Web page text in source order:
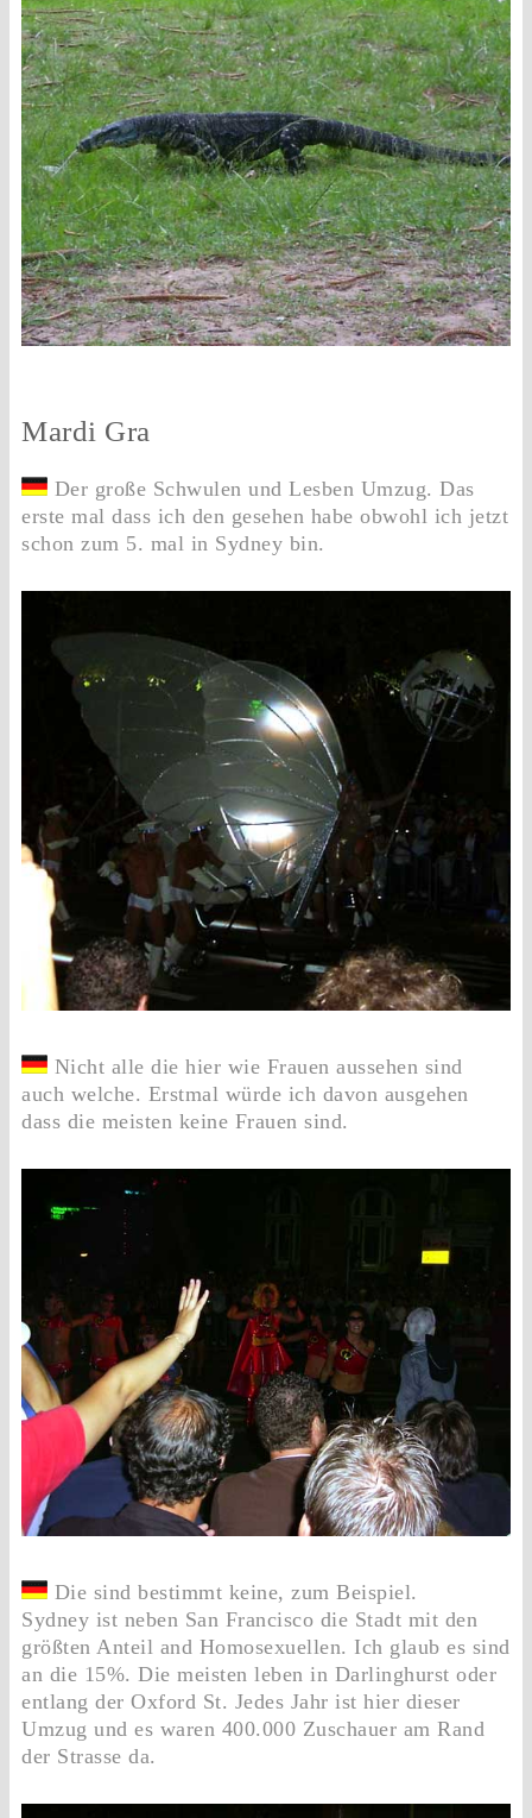
Mardi Gra
Der große Schwulen und Lesben Umzug. Das
erste mal dass ich den gesehen habe obwohl ich jetzt
schon zum 5. mal in Sydney bin.
Nicht alle die hier wie Frauen aussehen sind
auch welche. Erstmal würde ich davon ausgehen
dass die meisten keine Frauen sind.
Die sind bestimmt keine, zum Beispiel.
Sydney ist neben San Francisco die Stadt mit den
größten Anteil and Homosexuellen. Ich glaub es sind
an die 15%. Die meisten leben in Darlinghurst oder
entlang der Oxford St. Jedes Jahr ist hier dieser
Umzug und es waren 400.000 Zuschauer am Rand
der Strasse da.